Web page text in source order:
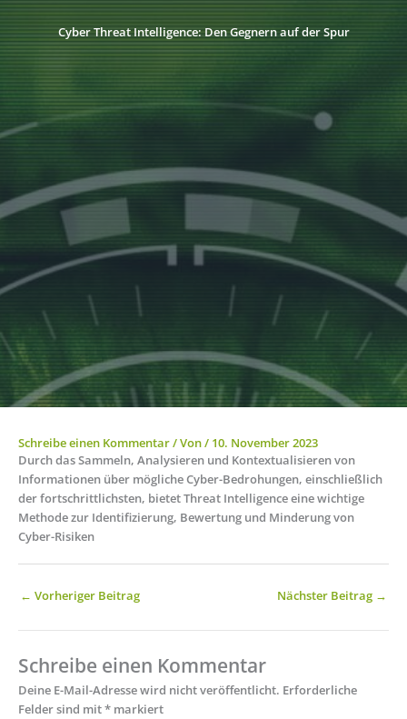
Cyber Threat Intelligence: Den Gegnern auf der Spur
Schreibe einen Kommentar/ Von/ 10. November 2023
Durch das Sammeln, Analysieren und Kontextualisieren von
Informationen über mögliche Cyber-Bedrohungen, einschließlich
der fortschrittlichsten, bietet Threat Intelligence eine wichtige
Methode zur Identifizierung, Bewertung und Minderung von
Cyber-Risiken
← Vorheriger Beitrag Nächster Beitrag →
Schreibe einen Kommentar
Deine E-Mail-Adresse wird nicht veröffentlicht. Erforderliche
Felder sind mit* markiert